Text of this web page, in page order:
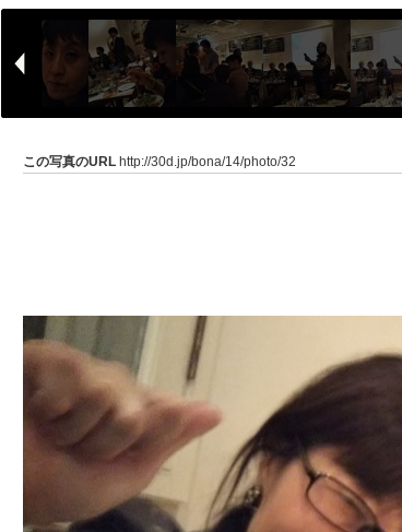
この写真のURL http://30d.jp/bona/14/photo/32